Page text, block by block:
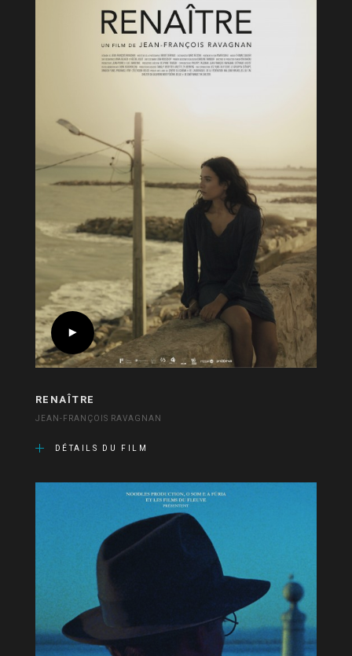
RENAÎTRE
JEAN-FRANÇOIS RAVAGNAN
DÉTAILS DU FILM